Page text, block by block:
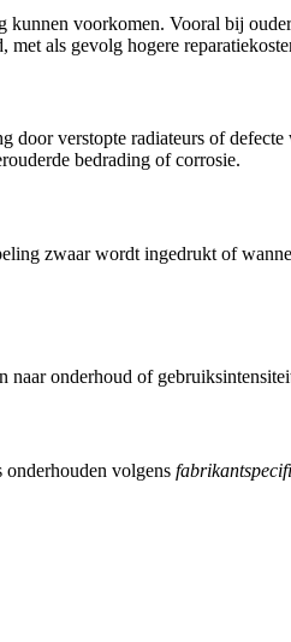
voorkomen. Vooral bij
als gevolg hogere
verstopte radiateurs of
bedrading of corrosie.
zwaar wordt ingedrukt of
naar onderhoud of
volgens